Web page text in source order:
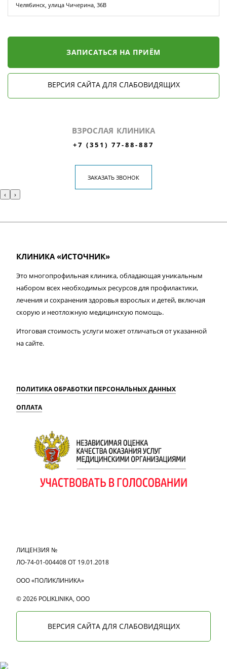
Челябинск, улица Чичерина, 36В
ЗАПИСАТЬСЯ НА ПРИЁМ
ВЕРСИЯ САЙТА ДЛЯ СЛАБОВИДЯЩИХ
ВЗРОСЛАЯ КЛИНИКА
+7 (351) 77-88-887
ЗАКАЗАТЬ ЗВОНОК
‹ ›
КЛИНИКА «ИСТОЧНИК»
Это многопрофильная клиника, обладающая уникальным
набором всех необходимых ресурсов для профилактики,
лечения и сохранения здоровья взрослых и детей, включая
скорую и неотложную медицинскую помощь.
Итоговая стоимость услуги может отличаться от указанной
на сайте.
ПОЛИТИКА ОБРАБОТКИ ПЕРСОНАЛЬНЫХ ДАННЫХ
ОПЛАТА
ЛИЦЕНЗИЯ №
ЛО-74-01-004408 ОТ 19.01.2018
ООО «ПОЛИКЛИНИКА»
© 2026 POLIKLINIKA, OOO
ВЕРСИЯ САЙТА ДЛЯ СЛАБОВИДЯЩИХ